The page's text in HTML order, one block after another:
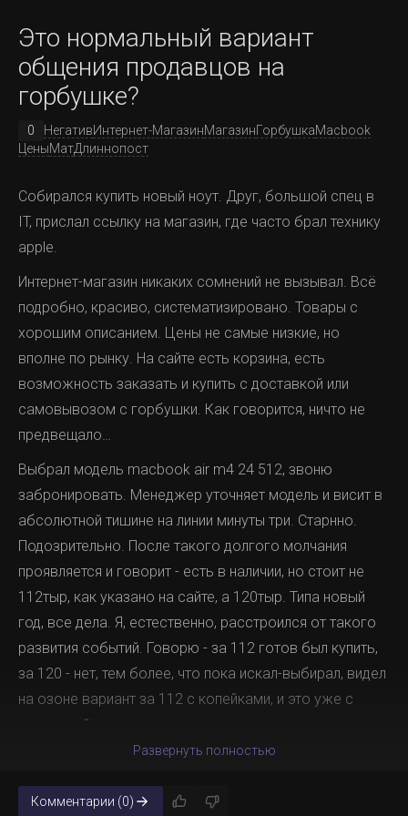
А вот сводная статистика по всем корпусам ЖК
сразу. На дом.рф такой возможности просто нет - там
нужно каждый корпус смотреть отдельно, который
еще нужно сильно постараться найти. Плюс видно
2024 года. На дом.рф - только за последний год.
На фото видно удобную гавань, которая и убедила
когда-то строить город именно в этом месте. Типа
удачное географическое положение (хотя если снова
посмотрите на карту выше, то положение будет
выглядеть менее удачным).
В 1933 году сюда пришла советская власть. Первые
дома делали похожими на жилища местных:
А иногда это и не дома были, а землянки. Если
посмотреть на климатические данные Певека, то
легко можно представить уровень комфорта жизни в
землянке там:
Пугачёв. Вот он на фотографии:
Это нормальный вариант
общения продавцов на
горбушке?
0 НегативИнтернет-МагазинМагазинГорбушкаMacbook
ЦеныМатДлиннопост
Собирался купить новый ноут. Друг, большой спец в
IT, прислал ссылку на магазин, где часто брал технику
apple.
Интернет-магазин никаких сомнений не вызывал. Всё
подробно, красиво, систематизировано. Товары с
хорошим описанием. Цены не самые низкие, но
вполне по рынку. На сайте есть корзина, есть
возможность заказать и купить с доставкой или
самовывозом с горбушки. Как говорится, ничто не
предвещало…
Выбрал модель macbook air m4 24 512, звоню
забронировать. Менеджер уточняет модель и висит в
абсолютной тишине на линии минуты три. Старнно.
Подозрительно. После такого долгого молчания
проявляется и говорит - есть в наличии, но стоит не
112тыр, как указано на сайте, а 120тыр. Типа новый
год, все дела. Я, естественно, расстроился от такого
развития событий. Говорю - за 112 готов был купить,
за 120 - нет, тем более, что пока искал-выбирал, видел
на озоне вариант за 112 с копейками, и это уже с
доставкой до пункта выдачи, не надо ни на какую
горбушку ехать. Менеджер отвечает - дело ваше,
Я решил, что, возможно, это личная инициатива одного
Развернуть полностью
Комментарии (0)